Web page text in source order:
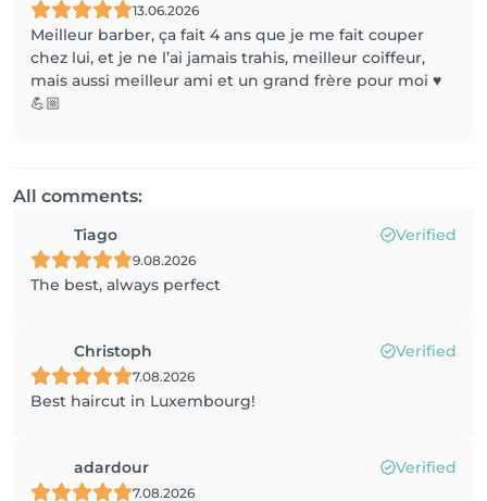
13.06.2026
Meilleur barber, ça fait 4 ans que je me fait couper
chez lui, et je ne l’ai jamais trahis, meilleur coiffeur,
mais aussi meilleur ami et un grand frère pour moi ♥️
💪🏼
All comments:
Tiago Verified
9.08.2026
The best, always perfect
Christoph Verified
7.08.2026
Best haircut in Luxembourg!
adardour Verified
7.08.2026